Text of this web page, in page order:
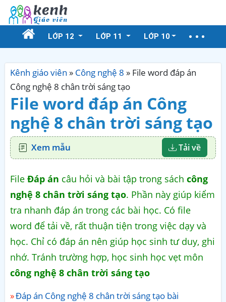
LỚP 12 LỚP 11 LỚP 10
Kênh giáo viên » Công nghệ 8 » File word đáp án
Công nghệ 8 chân trời sáng tạo
File word đáp án Công
nghệ 8 chân trời sáng tạo
Xem mẫu Tải về
File Đáp án câu hỏi và bài tập trong sách công
nghệ 8 chân trời sáng tạo. Phần này giúp kiểm
tra nhanh đáp án trong các bài học. Có file
word để tải về, rất thuận tiện trong việc dạy và
học. Chỉ có đáp án nên giúp học sinh tư duy, ghi
nhớ. Tránh trường hợp, học sinh học vẹt môn
công nghệ 8 chân trời sáng tạo
Đáp án Công nghệ 8 chân trời sáng tạo bài